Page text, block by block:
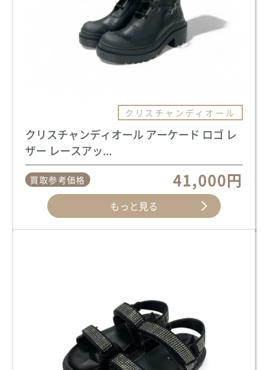
クリスチャンディオール
クリスチャンディオール アーケード ロゴ レ
ザー レースアッ...
買取参考価格 41,000円
もっと見る